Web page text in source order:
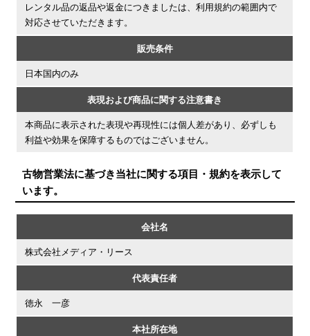
​レンタル品の返品や返金につきましたは、利用規約の範囲内で
対応させていただきます。
販売条件
日本国内のみ
表現および商品に関する注意書き
本商品に表示された表現や再現性には個人差があり、必ずしも
利益や効果を保障するものではございません。
古物営業法に基づき当社に関する項目・規約を表示して
います。
会社名
株式会社メディア・リース
代表責任者
徳永 一彦
本社所在地